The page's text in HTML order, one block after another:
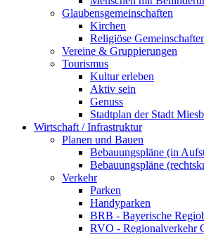
Glaubensgemeinschaften
Kirchen
Religiöse
Vereine & Gruppierungen
Tourismus
Kultur erleben
Aktiv sein
Genuss
Stadtplan der Stadt
Wirtschaft / Infrastruktur
Planen und Bauen
Bebauungspläne (in
Bebauungspläne
Verkehr
Parken
Handyparken
BRB - Bayerische
RVO - Regionalverkehr